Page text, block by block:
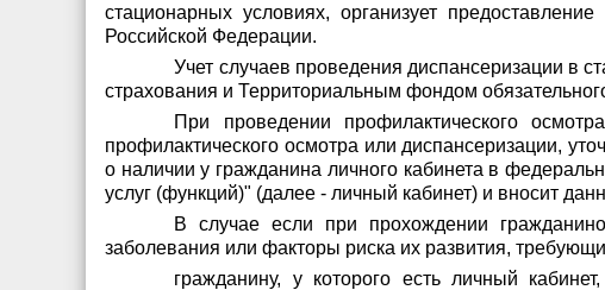
стационарных условиях, организует
Российской Федерации.
Учет случаев проведения диспансеризации в
страхования и Территориальным фондом
При проведении профилактического
профилактического осмотра или диспансеризации,
о наличии у гражданина личного кабинета в
услуг (функций)" (далее - личный кабинет) и вносит
В случае если при прохождении
заболевания или факторы риска их развития,
гражданину, у которого есть личный